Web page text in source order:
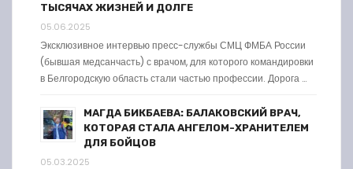
ТЫСЯЧАХ ЖИЗНЕЙ И ДОЛГЕ
05.06.2025
Эксклюзивное интервью пресс-службы СМЦ ФМБА России
(бывшая медсанчасть) с врачом, для которого командировки
в Белгородскую область стали частью профессии. Дорога …
МАГДА БИКБАЕВА: БАЛАКОВСКИЙ ВРАЧ,
КОТОРАЯ СТАЛА АНГЕЛОМ-ХРАНИТЕЛЕМ
ДЛЯ БОЙЦОВ
05.03.2025